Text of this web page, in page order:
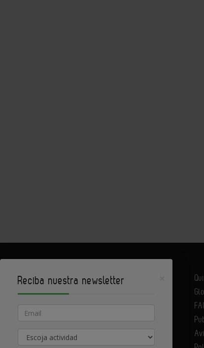
Contacte con nosotros
Reciba nuestra newsletter
Email
Actividad